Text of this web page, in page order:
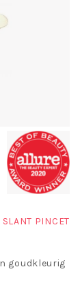
SLANT PINCET
goudkleurig